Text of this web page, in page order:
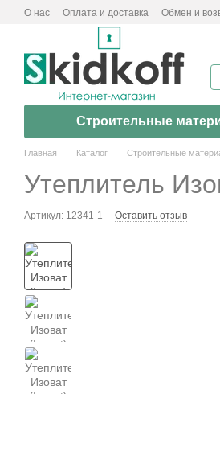
Перейти к основному контенту
О нас Оплата и доставка Обмен и
Строительные
Главная Каталог Строительные
Утеплитель
Артикул: 12341-1 Оставить отзыв